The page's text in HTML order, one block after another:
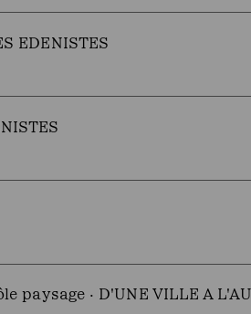
EDENISTES
paysage · D'UNE VILLE A